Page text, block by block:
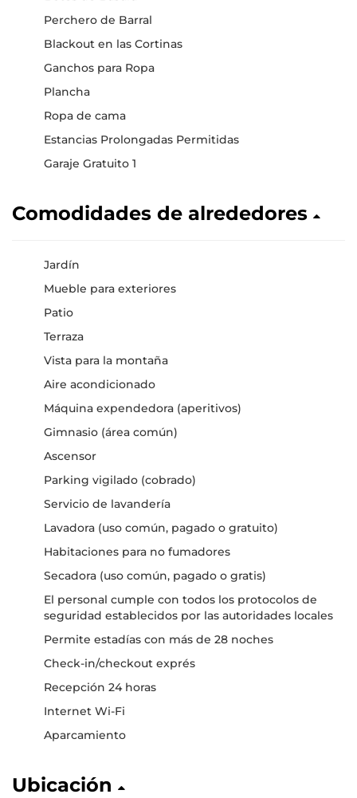
Perchero de Barral
Blackout en las Cortinas
Ganchos para Ropa
Plancha
Ropa de cama
Estancias Prolongadas Permitidas
Garaje Gratuito 1
Comodidades de alrededores
Jardín
Mueble para exteriores
Patio
Terraza
Vista para la montaña
Aire acondicionado
Máquina expendedora (aperitivos)
Gimnasio (área común)
Ascensor
Parking vigilado (cobrado)
Servicio de lavandería
Lavadora (uso común, pagado o gratuito)
Habitaciones para no fumadores
Secadora (uso común, pagado o gratis)
El personal cumple con todos los protocolos de
seguridad establecidos por las autoridades locales
Permite estadías con más de 28 noches
Check-in/checkout exprés
Recepción 24 horas
Internet Wi-Fi
Aparcamiento
Ubicación